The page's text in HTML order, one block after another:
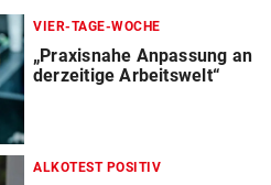
VIER-TAGE-WOCHE
„Praxisnahe Anpassung an
derzeitige Arbeitswelt“
ALKOTEST POSITIV